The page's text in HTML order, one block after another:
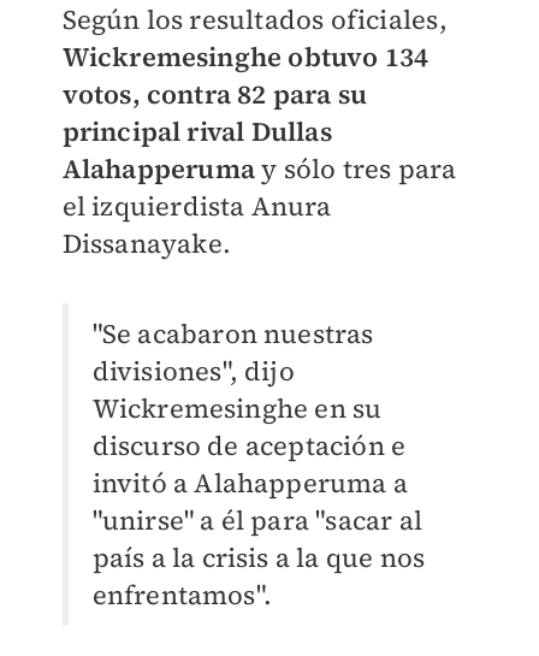
Según los resultados oficiales,
Wickremesinghe obtuvo 134
votos, contra 82 para su
principal rival Dullas
Alahapperumay sólo tres para
el izquierdista Anura
Dissanayake.
"Se acabaron nuestras
divisiones", dijo
Wickremesinghe en su
discurso de aceptación e
invitó a Alahapperuma a
"unirse" a él para "sacar al
país a la crisis a la que nos
enfrentamos".